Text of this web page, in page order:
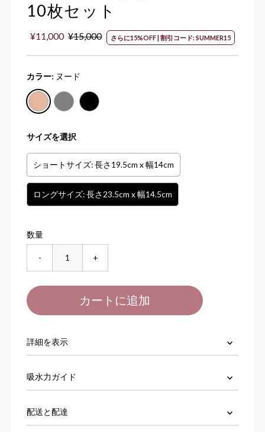
10枚セット
セ
価
¥11,000 通
格
¥15,000 さらに15%OFF | 割引コード: SUMMER15
カラー: ヌード
サイズを選択
ショートサイズ: 長さ19.5cm x 幅14cm
ロングサイズ: 長さ23.5cm x 幅14.5cm
数量
- +
詳細を表示
吸水力ガイド
配送と配達